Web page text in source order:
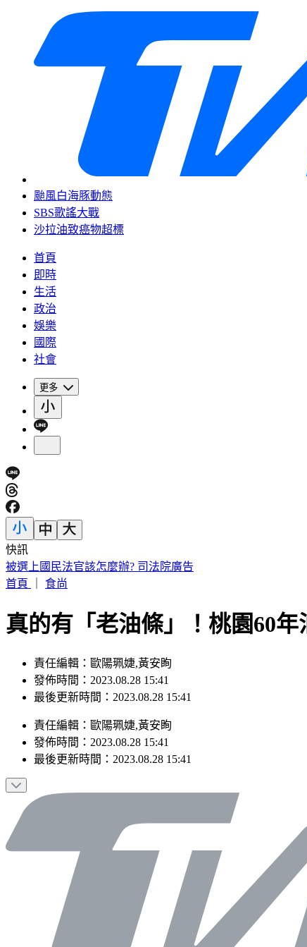
颱風白海豚動態
SBS歌謠大戰
沙拉油致癌物超標
首頁
即時
生活
政治
娛樂
國際
社會
更多
快訊
女律師陳昱瑄狠詐慈濟10億遭起訴 台中地院裁定繼續羈押
首頁
食尚
真的有「老油條」！桃園60
責任編輯：歐陽珮婕,黃安眴
發佈時間：2023.08.28 15:41
最後更新時間：2023.08.28 15:41
責任編輯 ： 歐陽珮婕,黃安眴
發佈時間： 2023.08.28 15:41
最後更新時間： 2023.08.28 15:41